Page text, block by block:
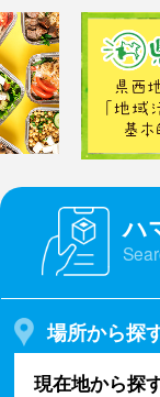
ハ
場所から探
現在地から探